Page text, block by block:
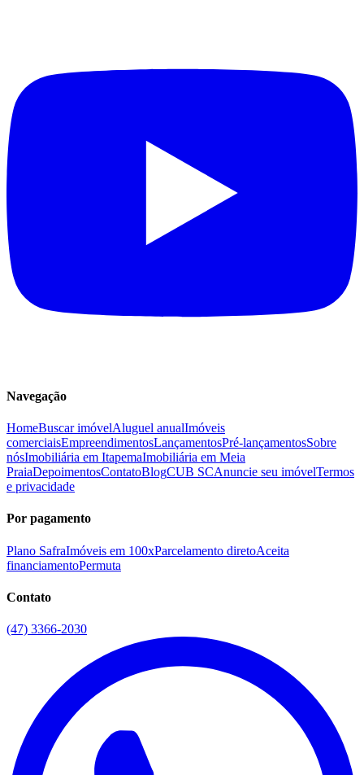
Navegação
HomeBuscar imóvelAluguel anualImóveis
comerciaisEmpreendimentosLançamentosPré-lançamentosSobre
nósImobiliária em ItapemaImobiliária em Meia
PraiaDepoimentosContatoBlogCUB SCAnuncie seu imóvelTermos
e privacidade
Por pagamento
Plano SafraImóveis em 100xParcelamento diretoAceita
financiamentoPermuta
Contato
(47) 3366-2030